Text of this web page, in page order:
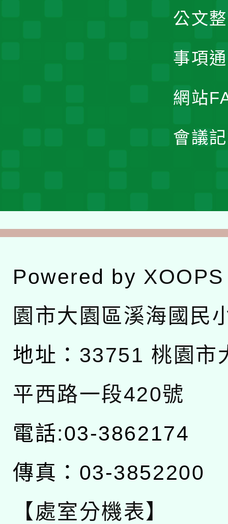
公文
事項
網站
會議
Powered by XOOPS
園市大園區溪海國民
地址： 33751 桃園市
平西路一段420號
電話:03-3862174
傳真：03-3852200
【處室分機表】